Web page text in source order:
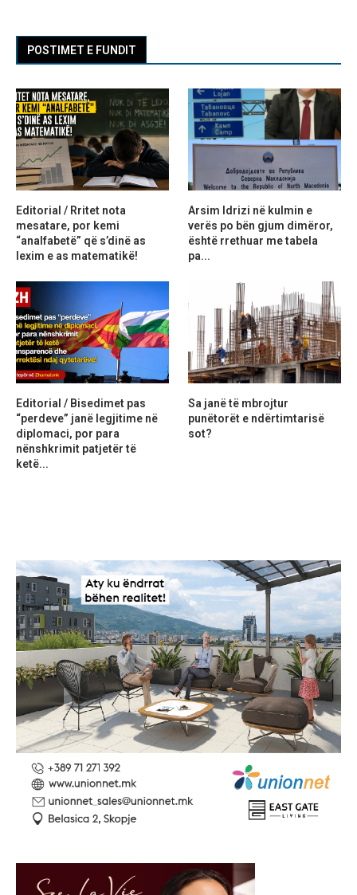
POSTIMET E FUNDIT
Editorial / Rritet nota
mesatare, por kemi
“analfabetë” që s’dinë as
lexim e as matematikë!
Arsim Idrizi në kulmin e
verës po bën gjum dimëror,
është rrethuar me tabela
pa...
Editorial / Bisedimet pas
“perdeve” janë legjitime në
diplomaci, por para
nënshkrimit patjetër të
ketë...
Sa janë të mbrojtur
punëtorët e ndërtimtarisë
sot?